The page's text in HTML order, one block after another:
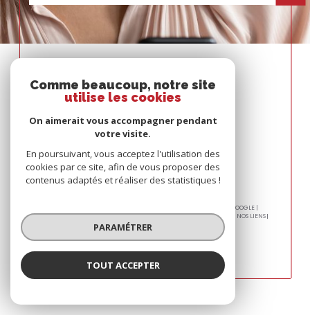
Espace
Se connecter
© 2026 | TOUS DROITS RÉSERVÉS | TRADUCTION POWERED BY GOOGLE |
PLAN DU SITE
MENTIONS LÉGALES NOS HONORAIRES ADMIN
NOS LIENS
POLITIQUE RGPD
Comme beaucoup, notre site
utilise les cookies
On aimerait vous accompagner pendant
votre visite.
En poursuivant, vous acceptez l'utilisation des
cookies par ce site, afin de vous proposer des
contenus adaptés et réaliser des statistiques !
PARAMÉTRER
TOUT ACCEPTER